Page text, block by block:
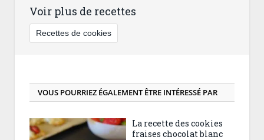
Voir plus de recettes
Recettes de cookies
VOUS POURRIEZ ÉGALEMENT ÊTRE INTÉRESSÉ PAR
La recette des cookies
fraises chocolat blanc